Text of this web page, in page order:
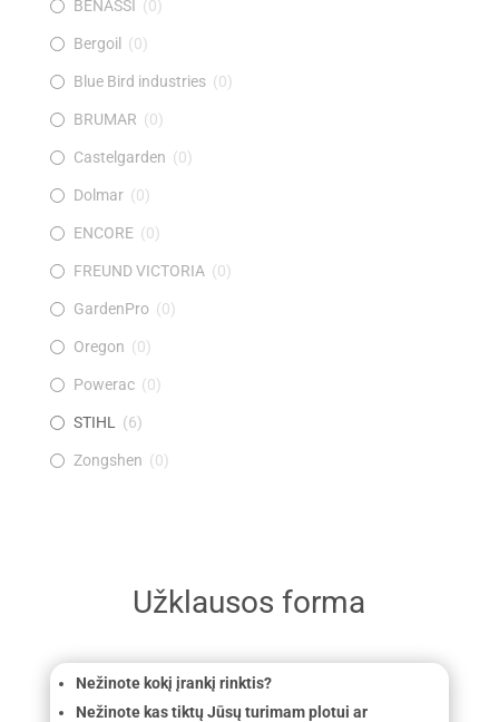
BENASSI (0)
Bergoil (0)
Blue Bird industries (0)
BRUMAR (0)
Castelgarden (0)
Dolmar (0)
ENCORE (0)
FREUND VICTORIA (0)
GardenPro (0)
Oregon (0)
Powerac (0)
STIHL (6)
Zongshen (0)
Užklausos forma
Nežinote kokį įrankį rinktis?
Nežinote kas tiktų Jūsų turimam plotui ar